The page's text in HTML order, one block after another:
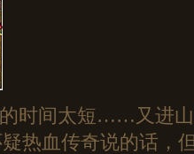
时间太短……又进
热血传奇说的话，